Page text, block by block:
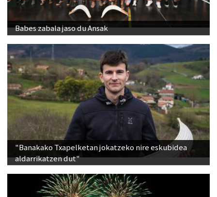
Babes zabala jaso du Ansak
"Banakako Txapelketan jokatzeko nire eskubidea
aldarrikatzen dut"